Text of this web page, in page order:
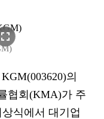
fullscreen
의
협회(KMA)가 주
상식에서 대기업